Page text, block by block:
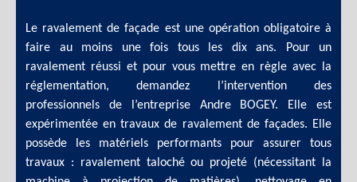
Le ravalement de façade est une opération obligatoire à
faire au moins une fois tous les dix ans. Pour un
ravalement réussi et pour vous mettre en règle avec la
réglementation, demandez l’intervention des
professionnels de l’entreprise Andre BOGEY. Elle est
expérimentée en travaux de ravalement de façades. Elle
possède les matériels performants pour assurer tous
travaux : ravalement taloché ou projeté (nécessitant la